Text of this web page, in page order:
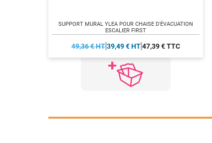
SUPPORT MURAL YLEA POUR CHAISE D'ÉVACUATION
ESCALIER FIRST
49,36 € HT39,49 € HT47,39 € TTC